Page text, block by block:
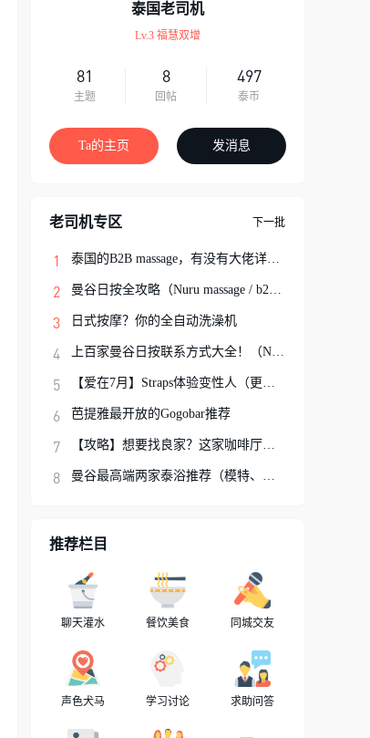
泰国老司机
Lv.3 福慧双增
81
主题
8
回帖
497
泰币
Ta的主页 发消息
老司机专区 下一批
泰国的B2B massage，有没有大佬详细解说一
曼谷日按全攻略（Nuru massage / b2b按摩避
日式按摩？你的全自动洗澡机
上百家曼谷日按联系方式大全！（Nuru Massa
【爱在7月】Straps体验变性人（更新完结）
芭提雅最开放的Gogobar推荐
【攻略】想要找良家？这家咖啡厅你可以试试
曼谷最高端两家泰浴推荐（模特、网红、明星
推荐栏目
聊天灌水 餐饮美食 同城交友
声色犬马 学习讨论 求助问答